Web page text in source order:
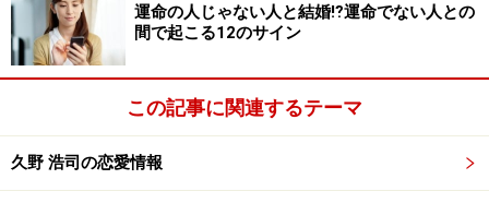
3.恋愛中も付き合っても、連絡をくれない
男
連絡をくれない男
運命の人じゃない人と結婚⁉運命でない人との
間で起こる12のサイン
この記事に関連するテーマ
久野 浩司の恋愛情報